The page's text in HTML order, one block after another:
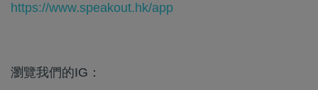
https://www.speakout.hk/app
瀏覽我們的IG：